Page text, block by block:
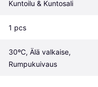
Kuntoilu & Kuntosali
1 pcs
30ºC, Älä valkaise,
Rumpukuivaus